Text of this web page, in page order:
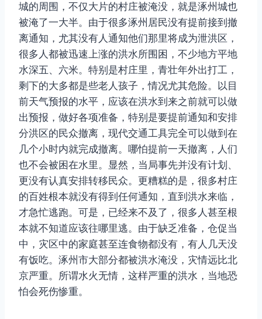
城的周围，不仅大片的村庄被淹没，就是涿州城也
被淹了一大半。由于很多涿州居民没有提前接到撤
离通知，尤其没有人通知他们那里将成为泄洪区，
很多人都被迅速上涨的洪水所围困，不少地方平地
水深五、六米。特别是村庄里，青壮年外出打工，
剩下的大多都是些老人孩子，情况尤其危险。以目
前天气预报的水平，应该在洪水到来之前就可以做
出预报，做好各项准备，特别是要提前通知和安排
分洪区的民众撤离，现代交通工具完全可以做到在
几个小时内就完成撤离。哪怕提前一天撤离，人们
也不会被困在水里。显然，当局事先并没有计划、
更没有认真安排转移民众。更糟糕的是，很多村庄
的百姓根本就没有得到任何通知，直到洪水来临，
才急忙逃跑。可是，已经来不及了，很多人甚至根
本就不知道应该往哪里逃。由于缺乏准备，仓促当
中，灾区中的家庭甚至连食物都没有，有人几天没
有饭吃。涿州市大部分都被洪水淹没，灾情远比北
京严重。所谓水火无情，这样严重的洪水，当地恐
怕会死伤惨重。